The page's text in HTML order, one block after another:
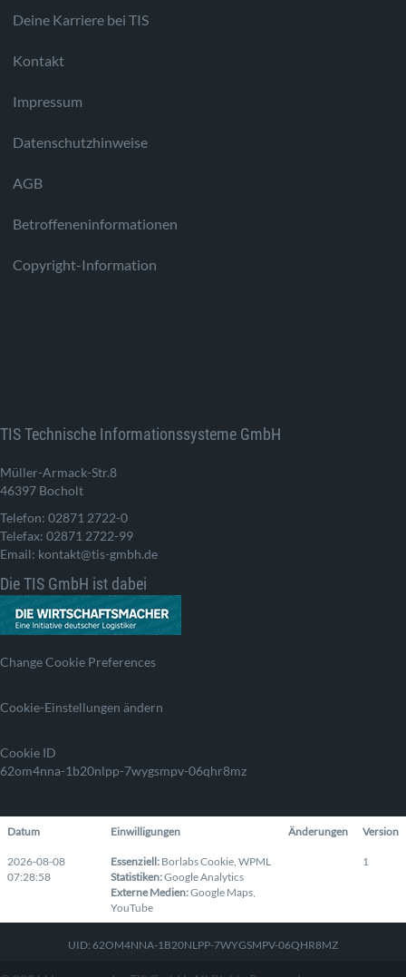
Deine Karriere bei TIS
Kontakt
Impressum
Datenschutzhinweise
AGB
Betroffeneninformationen
Copyright-Information
TIS Technische Informationssysteme GmbH
Müller-Armack-Str.8
46397 Bocholt
Telefon: 02871 2722-0
Telefax: 02871 2722-99
Email: kontakt@tis-gmbh.de
Die TIS GmbH ist dabei
Change Cookie Preferences
Cookie-Einstellungen ändern
Cookie ID
62om4nna-1b20nlpp-7wygsmpv-06qhr8mz
Datum Einwilligungen Änderungen Version
2026-08-08
07:28:58
Essenziell: Borlabs Cookie, WPML
Statistiken:Google Analytics
Externe Medien:Google Maps,
YouTube
1
UID: 62OM4NNA-1B20NLPP-7WYGSMPV-06QHR8MZ